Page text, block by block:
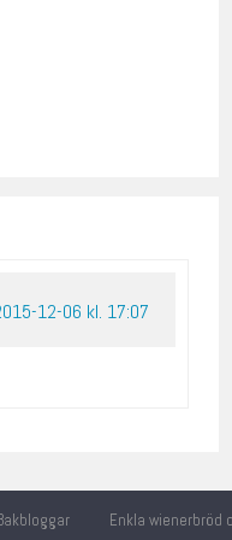
12-06 kl. 17:07
Enkla wienerbröd